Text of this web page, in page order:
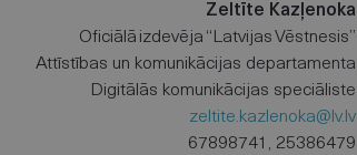
Zeltīte Kazļenoka
Oficiālā izdevēja “Latvijas Vēstnesis”
Attīstības un komunikācijas departamenta
Digitālās komunikācijas speciāliste
zeltite.kazlenoka@lv.lv
67898741, 25386479